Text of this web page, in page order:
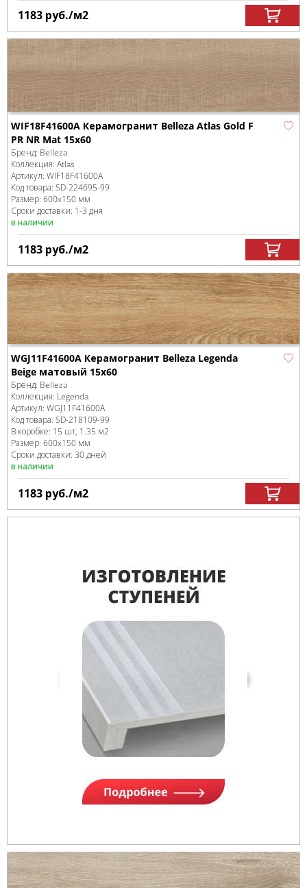
1183 руб./м2
WIF18F41600A Керамогранит Belleza Atlas Gold F
PR NR Mat 15x60
Бренд: Belleza
Коллекция: Atlas
Артикул: WIF18F41600A
Код товара: SD-224695-99
Размер: 600x150 мм
Сроки доставки: 1-3 дня
в наличии
1183 руб./м2
WGJ11F41600A Керамогранит Belleza Legenda
Beige матовый 15x60
Бренд: Belleza
Коллекция: Legenda
Артикул: WGJ11F41600A
Код товара: SD-218109-99
В коробке: 15 шт, 1.35 м2
Размер: 600x150 мм
Сроки доставки: 30 дней
в наличии
1183 руб./м2